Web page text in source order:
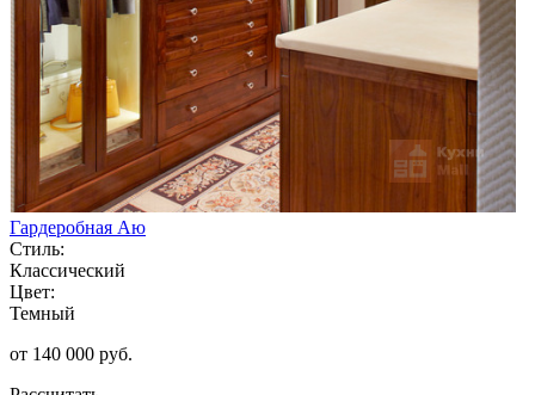
Гардеробная Аю
Стиль:
Классический
Цвет:
Темный
от 140 000 руб.